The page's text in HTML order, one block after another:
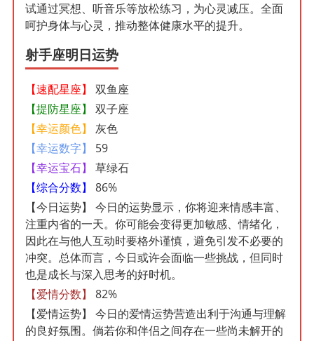
试通过冥想、听音乐等放松练习，为心灵减压。全面
呵护身体与心灵，推动整体健康水平的提升。
射手座明日运势
【速配星座】
双鱼座
【提防星座】
双子座
【幸运颜色】
灰色
【幸运数字】
59
【幸运宝石】
草绿石
【综合分数】
86%
【今日运势】
今日的运势显示，你将迎来情感丰富、
注重内省的一天。你可能会变得更加敏感、情绪化，
因此在与他人互动时要格外谨慎，避免引发不必要的
冲突。总体而言，今日或许会面临一些挑战，但同时
也是成长与深入思考的好时机。
【爱情分数】
82%
【爱情运势】
今日的爱情运势营造出利于沟通与理解
的良好氛围。倘若你和伴侣之间存在一些尚未解开的